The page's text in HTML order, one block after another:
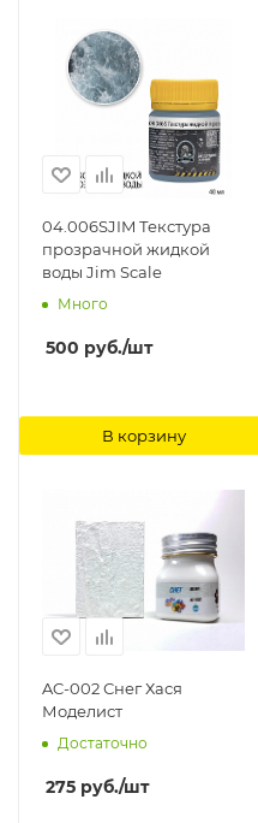
04.006SJIM Текстура
прозрачной жидкой
воды Jim Scale
Много
500 руб./шт
В корзину
AC-002 Снег Хася
Моделист
Достаточно
275 руб./шт